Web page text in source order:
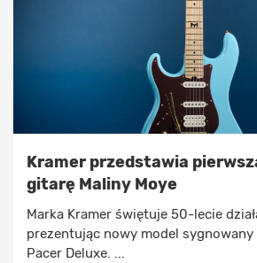
Kramer przedstawia
gitarę Maliny Moye
Marka Kramer świętuje 50-lecie
prezentując nowy model sygnowany
Pacer Deluxe. ...